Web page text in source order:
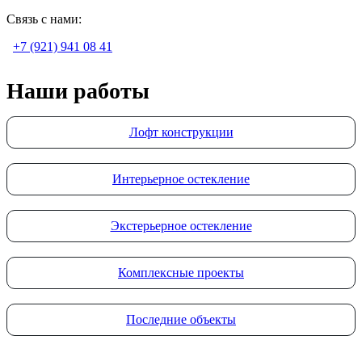
Связь с нами:
+7 (921) 941 08 41
Наши работы
Лофт конструкции
Интерьерное остекление
Экстерьерное остекление
Комплексные проекты
Последние объекты